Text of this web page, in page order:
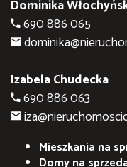
Dominika
690 886 065
Izabela Chudecka
690 886 063
Mieszkania na
Domy na